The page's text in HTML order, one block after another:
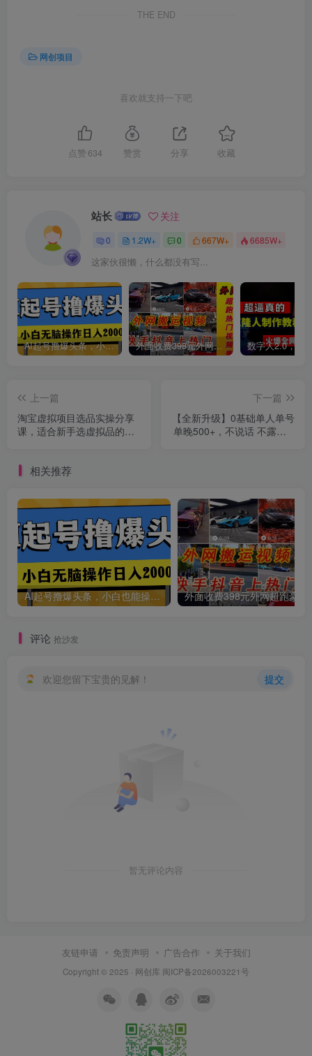
THE END
网创项目
喜欢就支持一下吧
点赞 634 赞赏 分享 收藏
站长 关注
0 1.2W+ 0 667W+ 6685W+
这家伙很懒，什么都没有写...
AI起号撸爆头条，小白也能操作，日入2000+ 外面收费398元外网超跑豪车汽车视频搬运至快手抖音上热门项目
上一篇
淘宝虚拟项目选品实操分享
课，适合新手选虚拟品的玩
下一篇
【全新升级】0基础单人单号
单晚500+，不说话 不露脸 4
相关推荐
AI起号撸爆头条，小白也能操作，日入2000+
评论 抢沙发
欢迎您留下宝贵的见解！ 提交
暂无评论内容
友链申请 免责声明 广告合作 关于我们
Copyright © 2025 · 网创库 闽ICP备2026003221号